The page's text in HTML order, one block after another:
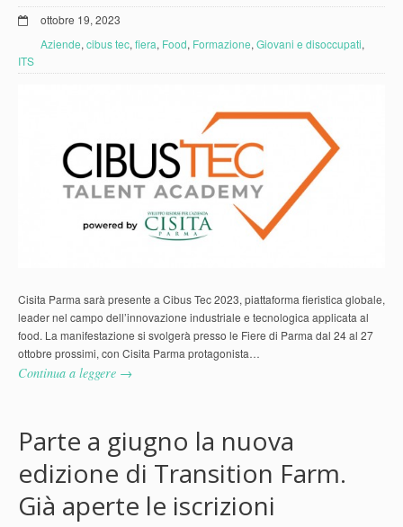
ottobre 19, 2023
Aziende, cibus tec, fiera, Food, Formazione, Giovani e disoccupati,
ITS
Cisita Parma sarà presente a Cibus Tec 2023, piattaforma fieristica globale,
leader nel campo dell’innovazione industriale e tecnologica applicata al
food. La manifestazione si svolgerà presso le Fiere di Parma dal 24 al 27
ottobre prossimi, con Cisita Parma protagonista…
Continua a leggere →
Parte a giugno la nuova
edizione di Transition Farm.
Già aperte le iscrizioni